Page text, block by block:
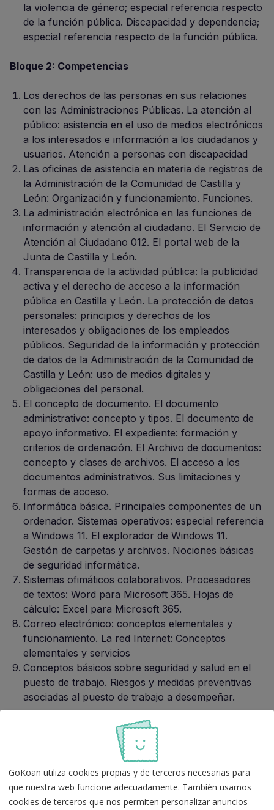
la violencia de género; especial referencia respecto
de la función pública. Discapacidad y dependencia;
especial referencia respecto de la función pública.
Bloque 2: Competencias
Los derechos de las personas en sus relaciones
con las Administraciones Públicas. La atención al
público: asistencia en el uso de medios electrónicos
a los interesados e información a los ciudadanos y
usuarios. Atención a personas con discapacidad
Las oficinas de asistencia en materia de registros de
la Administración de la Comunidad de Castilla y
León: Organización y funcionamiento. Funciones.
La administración electrónica en las funciones de
información y atención al ciudadano. El Servicio de
Atención al Ciudadano 012. El portal web de la
Junta de Castilla y León.
Transparencia de la actividad pública: la publicidad
activa y el derecho de acceso a la información
pública en Castilla y León. La protección de datos
personales: principios y derechos de los
interesados y obligaciones de los empleados
públicos. Seguridad de la información y protección
de datos de la Administración de la Comunidad de
Castilla y León: uso de medios digitales y
obligaciones del personal.
El concepto de documento. El documento
administrativo: concepto y tipos. El documento de
apoyo informativo. El expediente: formación y
criterios de ordenación. El Archivo de documentos:
concepto y clases de archivos. El acceso a los
documentos administrativos. Sus limitaciones y
formas de acceso.
Informática básica. Principales componentes de un
ordenador. Sistemas operativos: especial referencia
a Windows 11. El explorador de Windows 11.
Gestión de carpetas y archivos. Nociones básicas
de seguridad informática.
Sistemas ofimáticos colaborativos. Procesadores
de textos: Word para Microsoft 365. Hojas de
cálculo: Excel para Microsoft 365.
Correo electrónico: conceptos elementales y
funcionamiento. La red Internet: Conceptos
elementales y servicios
Conceptos básicos sobre seguridad y salud en el
puesto de trabajo. Riesgos y medidas preventivas
asociadas al puesto de trabajo a desempeñar.
Temario Administrativo de la JCYL
El temario actual de de Administrativo de la Junta de
Castilla y León consta de un total de 41 temas,
divididos en 5 bloques:
GoKoan utiliza cookies propias y de terceros necesarias para
que nuestra web funcione adecuadamente. También usamos
cookies de terceros que nos permiten personalizar anuncios